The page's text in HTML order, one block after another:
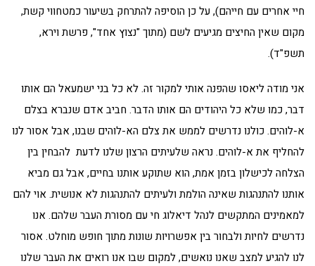
חיי אחרים עם חייהם), על כן הוסיפה להתרחק בשיעור כמטחווי קשת,
מקום שאין החיצים מגיעים לשם (מתוך "נצוץ אחד", פרשת וירא,
תשפ"ד).
אני מודה ליאסו שהפנה אותי למקור זה. לא כל בני ישמעאל הם אותו
דבר, כמו שלא כל היהודים הם אותו הדבר. חביב אדם שנברא בצלם
א-לוהים. כולנו נדרשים לממש את צלם הא-לוהים שבנו, אבל אסור לנו
להחליף את א-לוהים. נראה שלעיתים הרצון שלנו לדעת להבחין בין
הצלחה לכישלון בזמן אמת, הוא שתוקע אותנו בחיים, אבל גם מביא
אותנו להתנהגות שאינה הולמת ולעיתים להתנהגות לא אנושית. אוי להם
למאמינים המתקשים לנהל דיאלוג חי עם מסורת העבר שלהם. אנו
נדרשים לחיות ולבחור בין אפשרויות שונות מתוך חופש מוחלט. אסור
לנו להגיע למצב שאנו נואשים, למקום שבו אנו רואים את העבר שלנו